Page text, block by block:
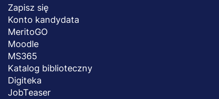
stopka
Zapisz się
Konto kandydata
MeritoGO
Moodle
MS365
Katalog biblioteczny
Digiteka
JobTeaser